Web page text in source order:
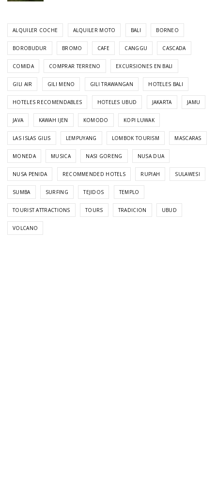
ALQUILER COCHE ALQUILER MOTO BALI BORNEO
BOROBUDUR BROMO CAFE CANGGU CASCADA
COMIDA COMPRAR TERRENO EXCURSIONES EN BALI
GILI AIR GILI MENO GILI TRAWANGAN HOTELES BALI
HOTELES RECOMENDABLES HOTELES UBUD JAKARTA JAMU
JAVA KAWAH IJEN KOMODO KOPI LUWAK
LAS ISLAS GILIS LEMPUYANG LOMBOK TOURISM MASCARAS
MONEDA MUSICA NASI GORENG NUSA DUA
NUSA PENIDA RECOMMENDED HOTELS RUPIAH SULAWESI
SUMBA SURFING TEJIDOS TEMPLO
TOURIST ATTRACTIONS TOURS TRADICION UBUD
VOLCANO